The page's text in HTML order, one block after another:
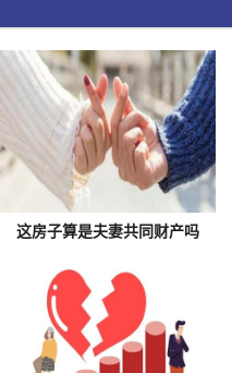
这房子算是夫妻共同财产吗